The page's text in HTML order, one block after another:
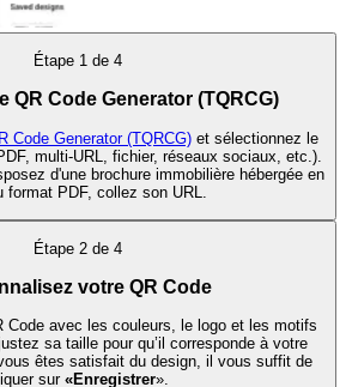
Étape 1 de 4
QR Code Generator (TQRCG)
Code Generator (TQRCG) et sélectionnez le
multi-URL, fichier, réseaux sociaux, etc.).
d'une brochure immobilière hébergée en
format PDF, collez son URL.
Étape 2 de 4
votre QR Code
Code avec les couleurs, le logo et les motifs
sa taille pour qu’il corresponde à votre
êtes satisfait du design, il vous suffit de
sur «Enregistrer».